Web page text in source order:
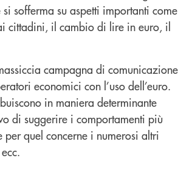
sofferma su aspetti importanti come
cittadini, il cambio di lire in euro, il
campagna di comunicazione
economici con l’uso dell’euro.
in maniera determinante
di suggerire i comportamenti più
quel concerne i numerosi altri